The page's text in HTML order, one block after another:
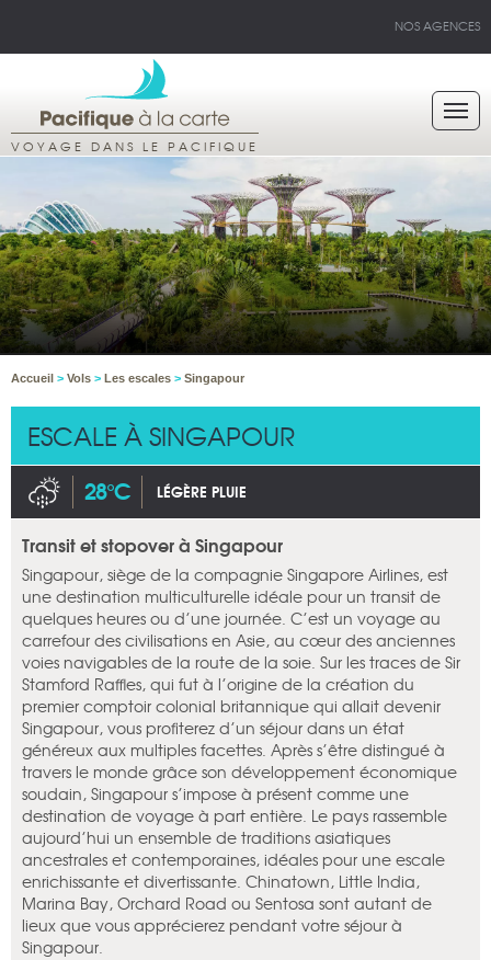
NOS AGENCES
VOYAGE DANS LE PACIFIQUE
Accueil > Vols > Les escales > Singapour
ESCALE À SINGAPOUR
28°C LÉGÈRE PLUIE
Transit et stopover à Singapour
Singapour, siège de la compagnie Singapore Airlines, est
une destination multiculturelle idéale pour un transit de
quelques heures ou d’une journée. C’est un voyage au
carrefour des civilisations en Asie, au cœur des anciennes
voies navigables de la route de la soie. Sur les traces de Sir
Stamford Raffles, qui fut à l’origine de la création du
premier comptoir colonial britannique qui allait devenir
Singapour, vous profiterez d’un séjour dans un état
généreux aux multiples facettes. Après s’être distingué à
travers le monde grâce son développement économique
soudain, Singapour s’impose à présent comme une
destination de voyage à part entière. Le pays rassemble
aujourd’hui un ensemble de traditions asiatiques
ancestrales et contemporaines, idéales pour une escale
enrichissante et divertissante. Chinatown, Little India,
Marina Bay, Orchard Road ou Sentosa sont autant de
lieux que vous apprécierez pendant votre séjour à
Singapour.